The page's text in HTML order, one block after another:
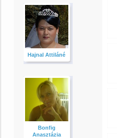
Hajnal Attiláné
Bonfig
Anasztázia